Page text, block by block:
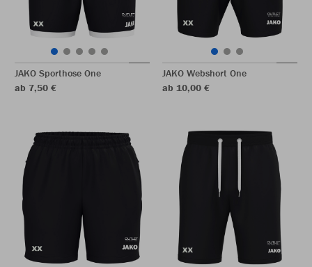
JAKO Sporthose One
ab 7,50 €
JAKO Webshort One
ab 10,00 €